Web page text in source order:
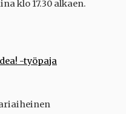
klo 17.30 alkaen.
-työpaja